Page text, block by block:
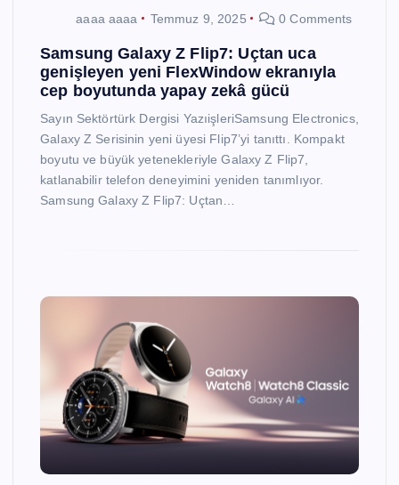
aaaa aaaa Temmuz 9, 2025 0 Comments
Samsung Galaxy Z Flip7: Uçtan uca
genişleyen yeni FlexWindow ekranıyla
cep boyutunda yapay zekâ gücü
Sayın Sektörtürk Dergisi YazıişleriSamsung Electronics,
Galaxy Z Serisinin yeni üyesi Flip7’yi tanıttı. Kompakt
boyutu ve büyük yetenekleriyle Galaxy Z Flip7,
katlanabilir telefon deneyimini yeniden tanımlıyor.
Samsung Galaxy Z Flip7: Uçtan…